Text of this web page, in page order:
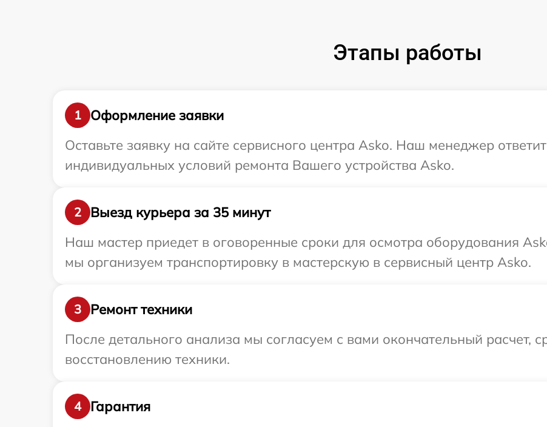
Этапы работы
1
Оформление заявки
Оставьте заявку на сайте сервисного центра Asko. Наш менеджер
индивидуальных условий ремонта Вашего устройства Asko.
2
Выезд курьера за 35 минут
Наш мастер приедет в оговоренные сроки для осмотра оборудования
мы организуем транспортировку в мастерскую в сервисный центр Asko.
3
Ремонт техники
После детального анализа мы согласуем с вами окончательный расчет,
восстановлению техники.
4
Гарантия